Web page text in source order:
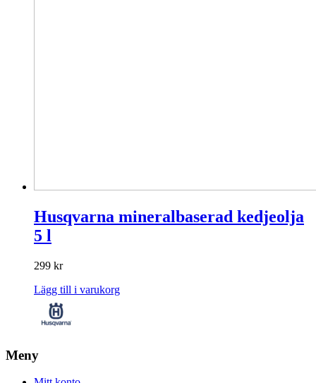
Husqvarna mineralbaserad kedjeolja
5 l
299 kr
Lägg till i varukorg
Meny